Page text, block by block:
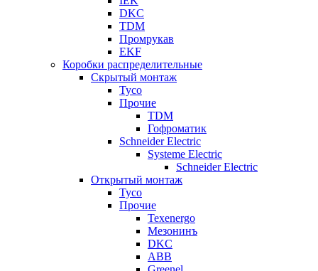
DKC
TDM
Промрукав
EKF
Коробки распределительные
Скрытый монтаж
Tyco
Прочие
TDM
Гофроматик
Schneider Electric
Systeme Electric
Schneider Electric
Открытый монтаж
Tyco
Прочие
Texenergo
Мезонинъ
DKC
ABB